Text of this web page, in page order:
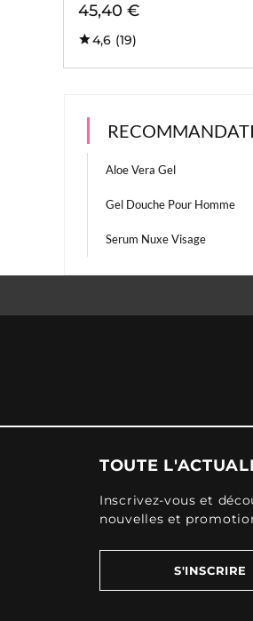
45,40 €
4,6 (19)
Aloe Vera Gel
Gel Douche Pour Homme
Serum Nuxe Visage
TOUTE
Inscrivez-vous et
nouvelles et
S'INSCRIRE